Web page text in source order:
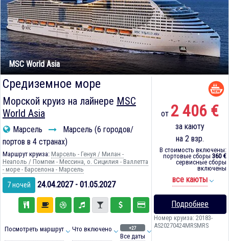
MSC World Asia
Средиземное море
Морской круиз на лайнере MSC
World Asia
Марсель
Марсель (6 городов/
портов в 4 странах)
Маршрут круиза: Марсель - Генуя / Милан -
Неаполь / Помпеи - Мессина, о. Сицилия - Валлетта
- море - Барселона - Марсель
7 ночей 24.04.2027 - 01.05.2027
Посмотреть маршрут Что включено +27
Все даты
от 2 406 €
за каюту
на 2 взр.
В стоимость включены:
портовые сборы 360 €
сервисные сборы
включены
все каюты
Подробнее
Номер круиза: 20183-
AS20270424MRSMRS